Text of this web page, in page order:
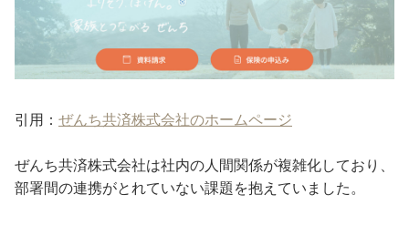
引用： ぜんち共済株式会社のホームページ
ぜんち共済株式会社は社内の人間関係が複雑化しており、
部署間の連携がとれていない課題を抱えていました。